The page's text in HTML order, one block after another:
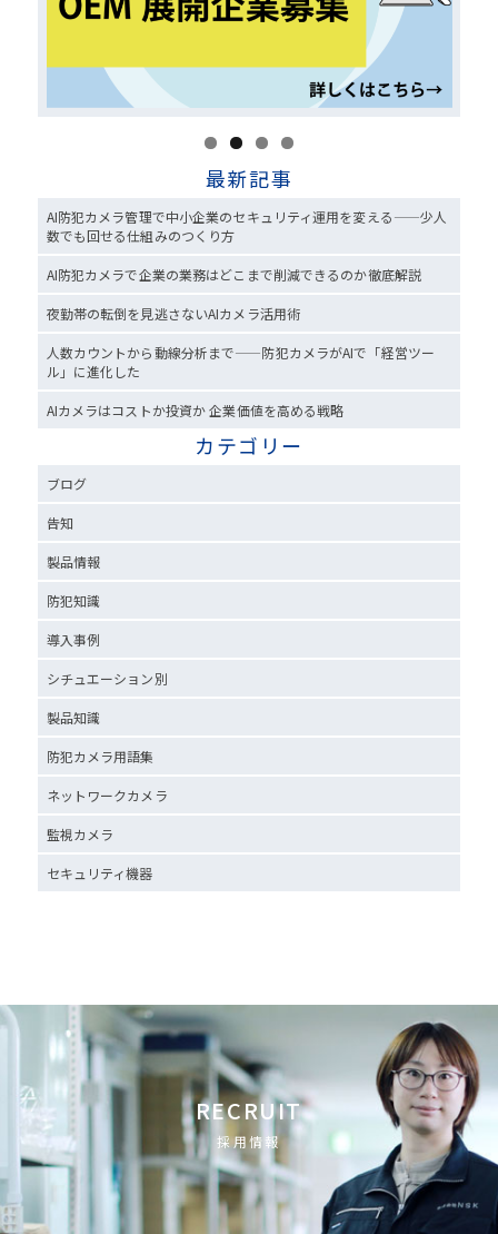
最新記事
AI防犯カメラ管理で中小企業のセキュリティ運用を変える——少人
数でも回せる仕組みのつくり方
AI防犯カメラで企業の業務はどこまで削減できるのか徹底解説
夜勤帯の転倒を見逃さないAIカメラ活用術
人数カウントから動線分析まで——防犯カメラがAIで「経営ツー
ル」に進化した
AIカメラはコストか投資か 企業価値を高める戦略
カテゴリー
ブログ
告知
製品情報
防犯知識
導入事例
シチュエーション別
製品知識
防犯カメラ用語集
ネットワークカメラ
監視カメラ
セキュリティ機器
RECRUIT
採用情報